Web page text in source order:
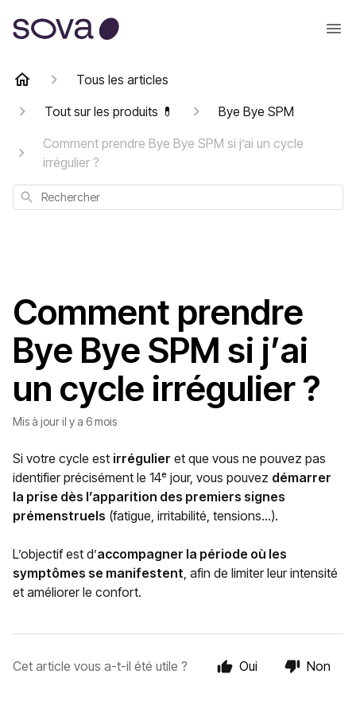
Tous les articles
Tout sur les produits 💊
Bye Bye SPM
Comment prendre Bye Bye SPM si j’ai un cycle
irrégulier ?
Rechercher
Comment prendre
Bye Bye SPM si j’ai
un cycle irrégulier ?
Mis à jouril y a 6 mois
Si votre cycle est irrégulier et que vous ne pouvez pas
identifier précisément le 14ᵉ jour, vous pouvez démarrer
la prise dès l’apparition des premiers signes
prémenstruels (fatigue, irritabilité, tensions…).
L’objectif est d’accompagner la période où les
symptômes se manifestent, afin de limiter leur intensité
et améliorer le confort.
Cet article vous a-t-il été utile ? Oui Non